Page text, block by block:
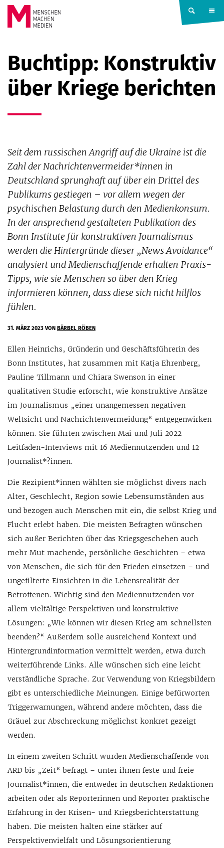
Springe zum Inhalt
MACHEN
MEDIEN
Buchtipp: Konstruktiv
über Kriege berichten
Seit dem russischen Angriff auf die Ukraine ist die
Zahl der Nachrichtenvermeider*innen in
Deutschland sprunghaft auf über ein Drittel des
Publikums gestiegen – vor allem wegen der
psychischen Belastung durch den Medienkonsum.
In der ansprechend gestalteten Publikation des
Bonn Institute für konstruktiven Journalismus
werden die Hintergründe dieser „News Avoidance“
analysiert und Medienschaffende erhalten Praxis-
Tipps, wie sie Menschen so über den Krieg
informieren können, dass diese sich nicht hilflos
fühlen.
31. MÄRZ 2023VONBÄRBEL RÖBEN
Ellen Heinrichs, Gründerin und Geschäftsführerin des
Bonn Institutes, hat zusammen mit Katja Ehrenberg,
Pauline Tillmann und Chiara Swenson in einer
qualitativen Studie erforscht, wie konstruktive Ansätze
im Journalismus „einer unangemessen negativen
Weltsicht und Nachrichtenvermeidung“ entgegenwirken
können. Sie führten zwischen Mai und Juli 2022
Leitfaden-Interviews mit 16 Mediennutzenden und 12
Journalist*?innen.
Die Rezipient*innen wählten sie möglichst divers nach
Alter, Geschlecht, Region sowie Lebensumständen aus
und bezogen auch Menschen mit ein, die selbst Krieg und
Flucht erlebt haben. Die meisten Befragten wünschen
sich außer Berichten über das Kriegsgeschehen auch
mehr Mut machende, persönliche Geschichten – etwa
von Menschen, die sich für den Frieden einsetzen – und
ungefilterte Einsichten in die Lebensrealität der
Betroffenen. Wichtig sind den Mediennutzenden vor
allem vielfältige Perspektiven und konstruktive
Lösungen: „Wie können wir diesen Krieg am schnellsten
beenden?“ Außerdem solle ausreichend Kontext und
Hintergrundinformation vermittelt werden, etwa durch
weiterführende Links. Alle wünschen sich eine leicht
verständliche Sprache. Zur Verwendung von Kriegsbildern
gibt es unterschiedliche Meinungen. Einige befürworten
Triggerwarnungen, während andere möchten, dass die
Gräuel zur Abschreckung möglichst konkret gezeigt
werden.
In einem zweiten Schritt wurden Medienschaffende von
ARD bis „Zeit“ befragt – unter ihnen feste und freie
Journalist*innen, die entweder in deutschen Redaktionen
arbeiten oder als Reporterinnen und Reporter praktische
Erfahrung in der Krisen- und Kriegsberichterstattung
haben. Die meisten halten eine stärker auf
Perspektivenvielfalt und Lösungsorientierung